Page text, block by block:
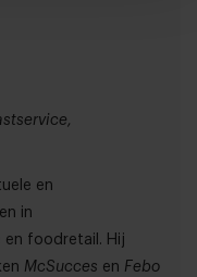
en
in
foodretail. Hij
McSucces en Febo